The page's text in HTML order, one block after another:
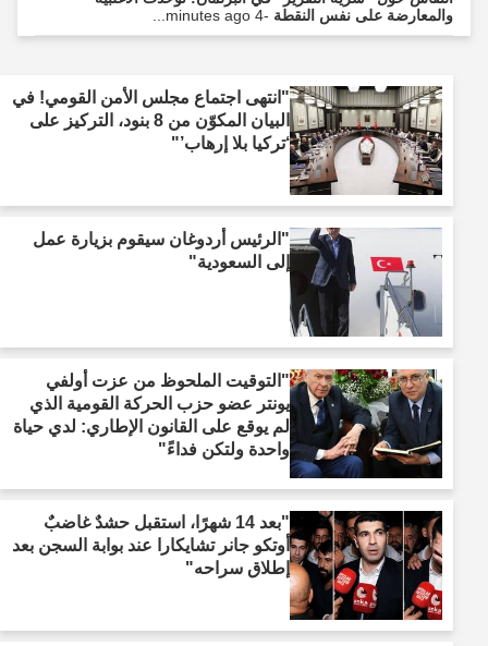
والمعارضة على نفس النقطة-4 minutes ago...
"انتهى اجتماع مجلس الأمن القومي! في
البيان المكوّن من 8 بنود، التركيز على
‘تركيا بلا إرهاب’"
"الرئيس أردوغان سيقوم بزيارة عمل
إلى السعودية"
"التوقيت الملحوظ من عزت أولفي
يونتر عضو حزب الحركة القومية الذي
لم يوقع على القانون الإطاري: لدي حياة
واحدة ولتكن فداءً"
"بعد 14 شهرًا، استقبل حشدٌ غاضبٌ
أوتكو جانر تشايكارا عند بوابة السجن بعد
إطلاق سراحه"